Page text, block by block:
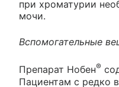
при хроматурии
мочи.
Вспомогательные
Препарат Нобен®
Пациентам с редко